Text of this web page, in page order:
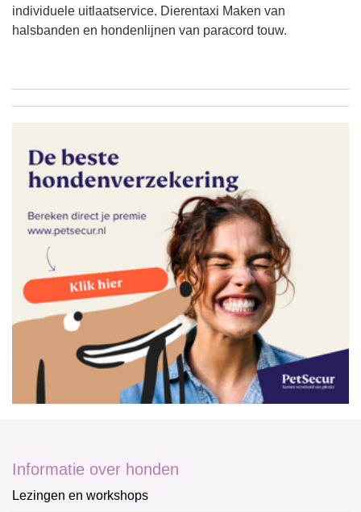
individuele uitlaatservice. Dierentaxi Maken van
halsbanden en hondenlijnen van paracord touw.
Informatie over honden
Lezingen en workshops